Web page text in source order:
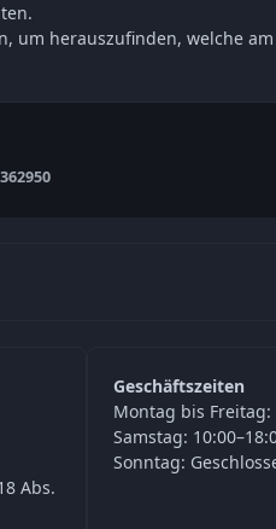
um herauszufinden, welche
Abs.
Geschäftszeiten
Montag bis Freitag:
Samstag:
Sonntag: